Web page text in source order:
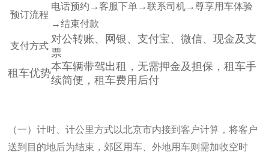
预订流程
电话预约→客服下单→联系司机→尊享用车体验
→结束付款
支付方式
对公转账、网银、支付宝、微信、现金及支
票
租车优势
本车辆带驾出租，无需押金及担保，租车手
续简便，租车费用后付
（一）计时、计公里方式以北京市内接到客户计算，将客户
送到目的地后为结束，郊区用车、外地用车则需加收空时